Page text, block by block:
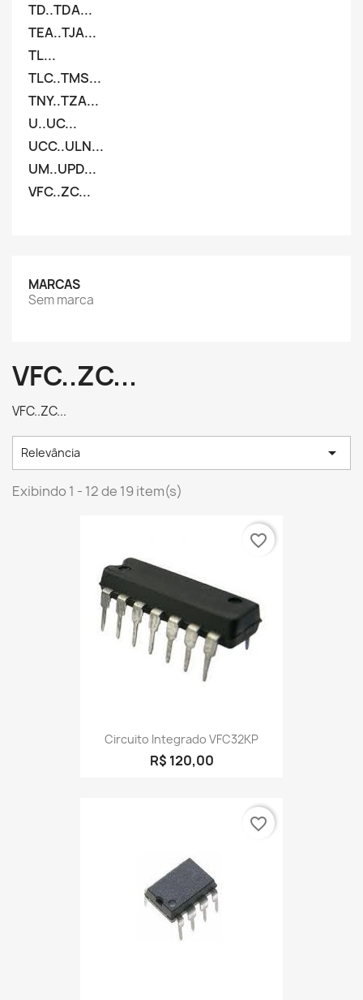
TD..TDA...
TEA..TJA...
TL...
TLC..TMS...
TNY..TZA...
U..UC...
UCC..ULN...
UM..UPD...
VFC..ZC...
MARCAS
Sem marca
VFC..ZC...
VFC..ZC...
Relevância 
Exibindo 1 - 12 de 19 item(s)
Circuito Integrado VFC32KP
R$ 120,00
favorite_border
favorite_border